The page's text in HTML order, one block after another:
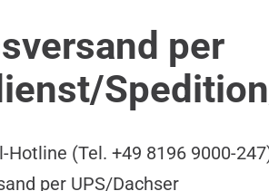
per
(Tel. +49 8196 9000-
per UPS/Dachser